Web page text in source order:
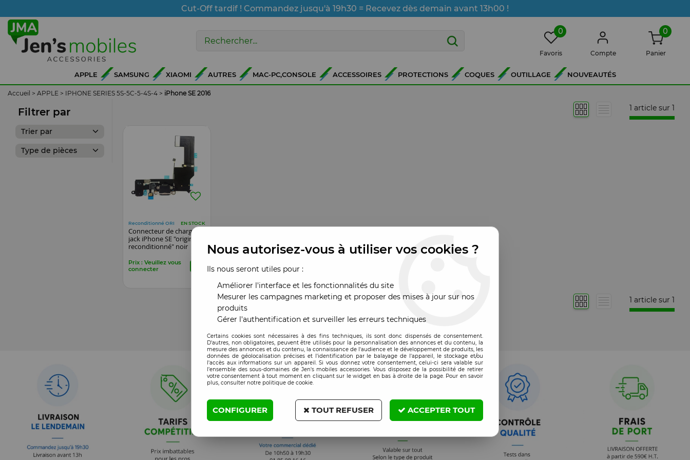
Cut-Off tardif ! Commandez jusqu'à 19h30 = Recevez dès demain avant 13h00 !
0
Favoris Compte
0
Panier
APPLE SAMSUNG XIAOMI AUTRES MAC-PC,CONSOLE ACCESSOIRES PROTECTIONS COQUES OUTILLAGE NOUVEAUTÉS
Accueil > APPLE > IPHONE SERIES 5S-5C-5-4S-4 > iPhone SE 2016
Filtrer par
Trier par
Type de pièces
1 article sur 1
Reconditionné ORI EN STOCK
Connecteur de charge et
jack iPhone SE "original
reconditionné" noir
Prix : Veuillez vous
connecter
1 article sur 1
Nous autorisez-vous à utiliser vos cookies ?
Ils nous seront utiles pour :
Améliorer l'interface et les fonctionnalités du site
Mesurer les campagnes marketing et proposer des mises à jour sur nos
produits
Gérer l'authentification et surveiller les erreurs techniques
Certains cookies sont nécessaires à des fins techniques, ils sont donc dispensés de consentement.
D'autres, non obligatoires, peuvent être utilisés pour la personnalisation des annonces et du contenu, la
mesure des annonces et du contenu, la connaissance de l'audience et le développement de produits, les
données de géolocalisation précises et l'identification par le balayage de l'appareil, le stockage et/ou
l'accès aux informations sur un appareil. Si vous donnez votre consentement, celui-ci sera valable sur
l’ensemble des sous-domaines de Jen's mobiles accessories. Vous disposez de la possibilité de retirer
votre consentement à tout moment en cliquant sur le widget en bas à droite de la page. Pour en savoir
plus, consulter notre politique de cookie.
CONFIGURER TOUT REFUSER ACCEPTER TOUT